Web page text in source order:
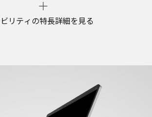
リティの特長詳細を見る